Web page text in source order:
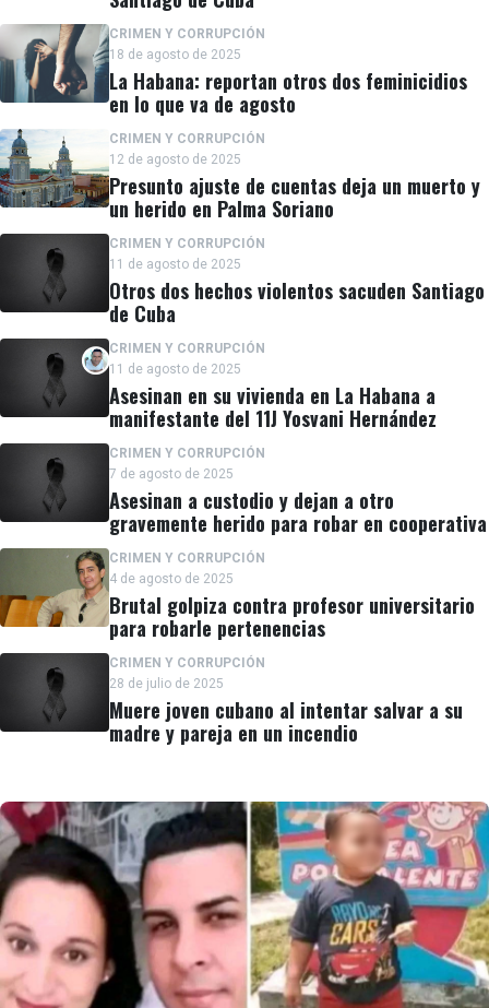
CRIMEN Y CORRUPCIÓN
18 de agosto de 2025
La Habana: reportan otros dos feminicidios
en lo que va de agosto
CRIMEN Y CORRUPCIÓN
12 de agosto de 2025
Presunto ajuste de cuentas deja un muerto y
un herido en Palma Soriano
CRIMEN Y CORRUPCIÓN
11 de agosto de 2025
Otros dos hechos violentos sacuden Santiago
de Cuba
CRIMEN Y CORRUPCIÓN
11 de agosto de 2025
Asesinan en su vivienda en La Habana a
manifestante del 11J Yosvani Hernández
CRIMEN Y CORRUPCIÓN
7 de agosto de 2025
Asesinan a custodio y dejan a otro
gravemente herido para robar en cooperativa
CRIMEN Y CORRUPCIÓN
4 de agosto de 2025
Brutal golpiza contra profesor universitario
para robarle pertenencias
CRIMEN Y CORRUPCIÓN
28 de julio de 2025
Muere joven cubano al intentar salvar a su
madre y pareja en un incendio